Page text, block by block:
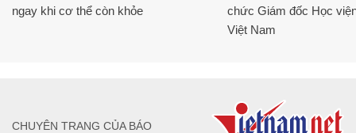
ngay khi cơ thể còn khỏe
chức Giám đốc Học
Việt Nam
CHUYÊN TRANG CỦA BÁO